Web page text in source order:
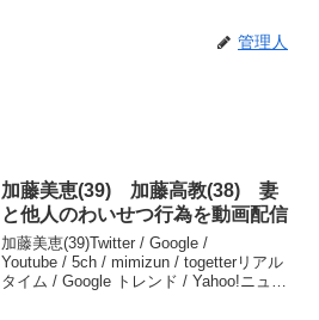
管理人
加藤美恵(39) 加藤高教(38) 妻
と他人のわいせつ行為を動画配信
加藤美恵(39)Twitter / Google /
Youtube / 5ch / mimizun / togetterリアル
タイム / Google トレンド / Yahoo!ニュー